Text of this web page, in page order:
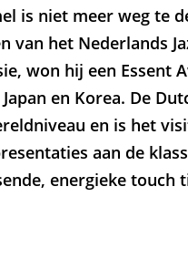
is niet meer weg te
van het Nederlands
won hij een Essent
en Korea. De
en is het
aan de
energieke touch